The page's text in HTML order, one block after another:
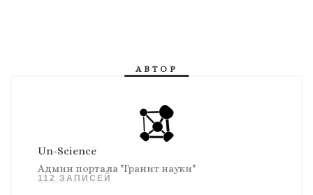
АВТОР
Un-Science
Админ портала "Гранит науки"
112 ЗАПИСЕЙ